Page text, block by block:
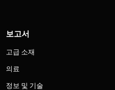
보고서
고급 소재
의료
정보 및 기술